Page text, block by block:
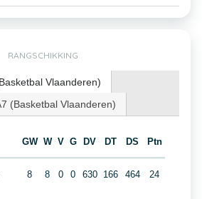
RANGSCHIKKING
Vlaanderen)
(Basketbal Vlaanderen)
GW W V G DV DT DS Ptn
8 8 0 0 630 166 464 24